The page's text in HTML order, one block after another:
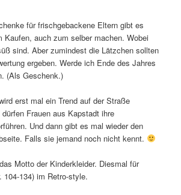
für frischgebackene Eltern gibt es
Kaufen, auch zum selber machen. Wobei
sind. Aber zumindest die Lätzchen sollten
ergeben. Werde ich Ende des Jahres
(Als Geschenk.)
erst mal ein Trend auf der Straße
Frauen aus Kapstadt ihre
Und dann gibt es mal wieder den
Falls sie jemand noch nicht kennt.
Motto der Kinderkleider. Diesmal für
104-134) im Retro-style.